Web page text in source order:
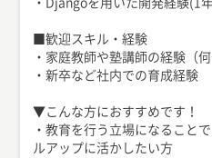
■歓迎スキル・経験
・家庭教師や塾講師の経験（
・新卒など社内での育成経験
▼こんな方におすすめです！
・教育を行う立場になること
ルアップに活かしたい方